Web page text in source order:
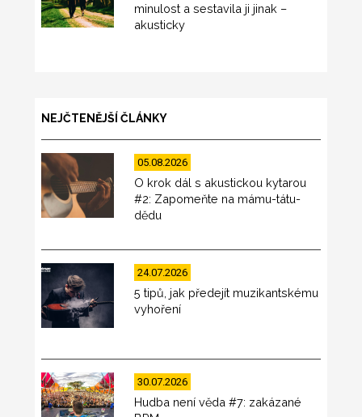
minulost a sestavila ji jinak –
akusticky
NEJČTENĚJŠÍ ČLÁNKY
05.08.2026
O krok dál s akustickou kytarou
#2: Zapomeňte na mámu-tátu-
dědu
24.07.2026
5 tipů, jak předejít muzikantskému
vyhoření
30.07.2026
Hudba není věda #7: zakázané